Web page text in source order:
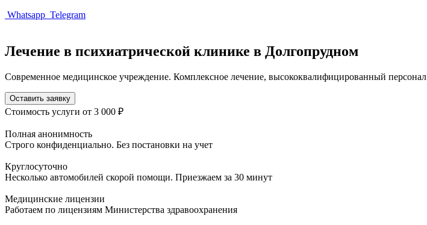
Whatsapp Telegram
Лечение в психиатрической клинике в Долгопрудном
Современное медицинское учреждение. Комплексное лечение, высококвалифицированный персонал
Оставить заявку
Стоимость услуги от 3 000 ₽
Полная анонимность
Строго конфиденциально. Без постановки на учет
Круглосуточно
Несколько автомобилей скорой помощи. Приезжаем за 30 минут
Медицинские лицензии
Работаем по лицензиям Министерства здравоохранения